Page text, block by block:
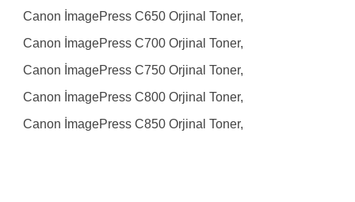
Canon İmagePress C650 Orjinal Toner,
Canon İmagePress C700 Orjinal Toner,
Canon İmagePress C750 Orjinal Toner,
Canon İmagePress C800 Orjinal Toner,
Canon İmagePress C850 Orjinal Toner,